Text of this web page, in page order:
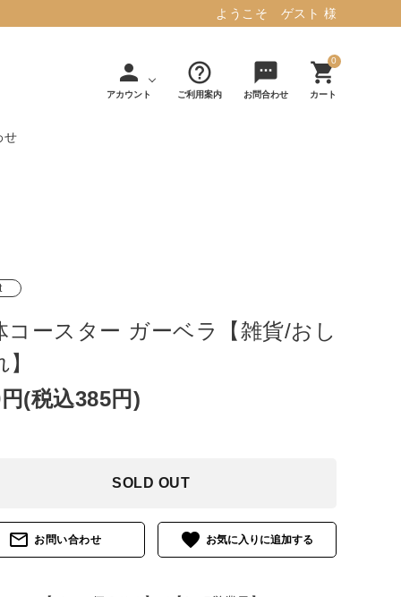
ようこそ ゲスト 様
person
アカウント
help_outline
ご利用案内
sms
お問合わせ
0
shopping_cart
カート
ジ
10,728円(税込11,801円)
せ
コースター ガーベラ【雑貨/おし
(税込385円)
SOLD OUT
mail_outline お問い合わせ favorite